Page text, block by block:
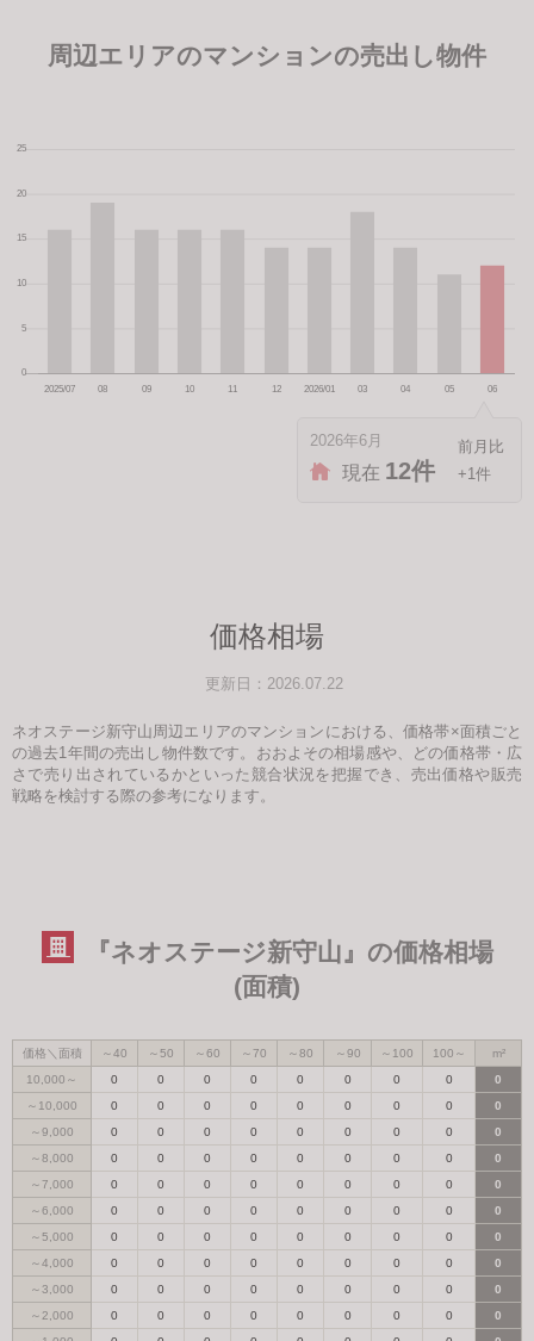
周辺エリアのマンションの売出し物件
2026年6月
現在 12件 +1件
価格相場
更新日：2026.07.22
ネオステージ新守山周辺エリアのマンションにおける、価格帯×面積ごと
の過去1年間の売出し物件数です。おおよその相場感や、どの価格帯・広
さで売り出されているかといった競合状況を把握でき、売出価格や販売
戦略を検討する際の参考になります。
『ネオステージ新守山』の価格相場
(面積)
価格＼面積 ～40 ～50 ～60 ～70 ～80 ～90 ～100 100～
m²
10,000～
0 0 0 0 0 0 0 0
0
～10,000
0 0 0 0 0 0 0 0
0
～9,000
0 0 0 0 0 0 0 0
0
～8,000
0 0 0 0 0 0 0 0
0
～7,000
0 0 0 0 0 0 0 0
0
～6,000
0 0 0 0 0 0 0 0
0
～5,000
0 0 0 0 0 0 0 0
0
～4,000
0 0 0 0 0 0 0 0
0
～3,000
0 0 0 0 0 0 0 0
0
～2,000
0 0 0 0 0 0 0 0
0